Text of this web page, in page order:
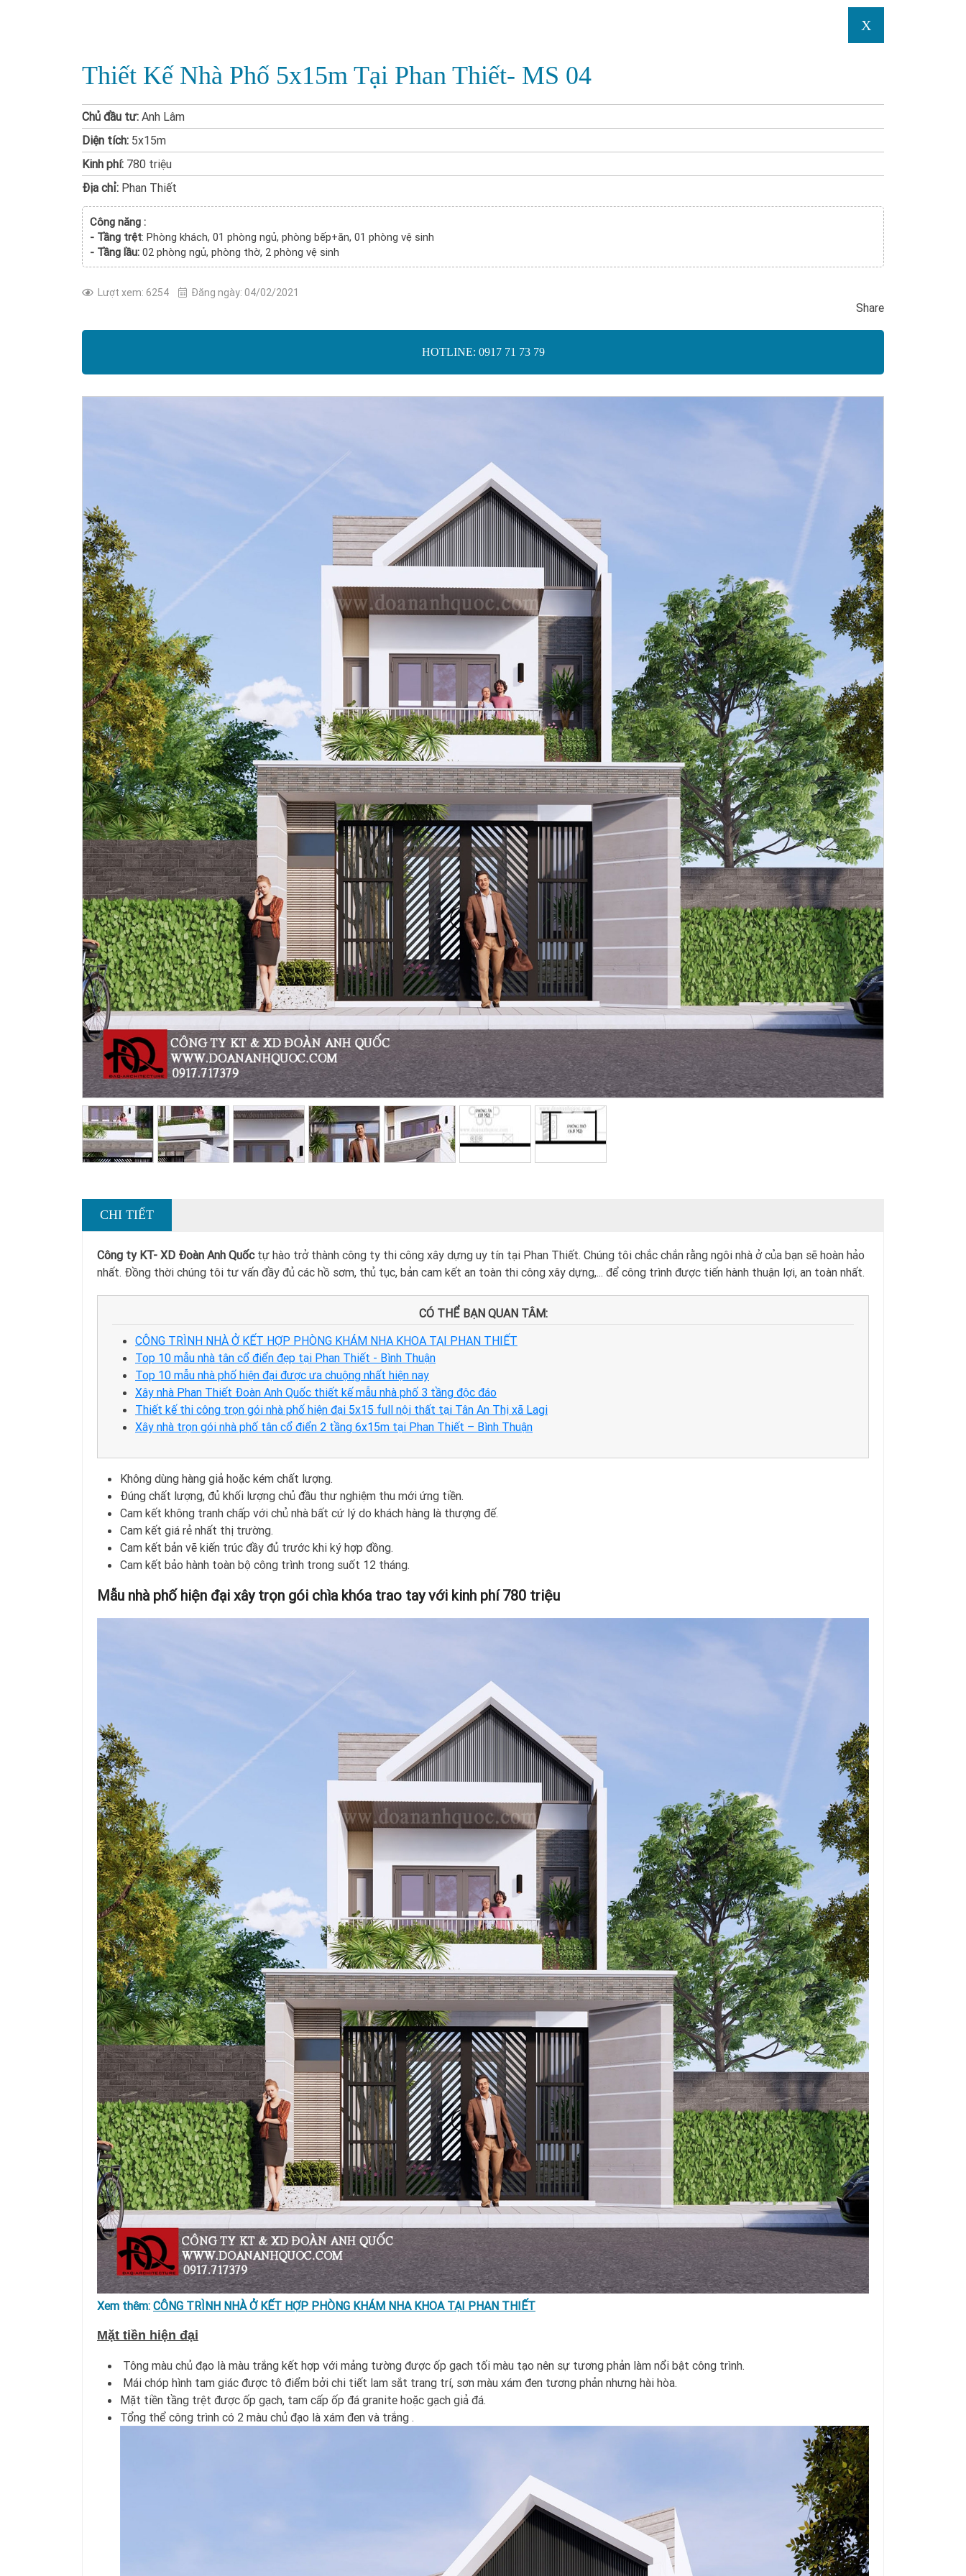
X
Thiết Kế Nhà Phố 5x15m Tại Phan Thiết- MS 04
Chủ đầu tư: Anh Lâm
Diện tích: 5x15m
Kinh phí: 780 triệu
Địa chỉ: Phan Thiết
Công năng :
- Tầng trệt: Phòng khách, 01 phòng ngủ, phòng bếp+ăn, 01 phòng vệ sinh
- Tầng lầu: 02 phòng ngủ, phòng thờ, 2 phòng vệ sinh
Lượt xem: 6254 Đăng ngày: 04/02/2021
Share
HOTLINE: 0917 71 73 79
CHI TIẾT
Công ty KT- XD Đoàn Anh Quốctự hào trở thành công ty thi công xây dựng uy tín tại Phan Thiết. Chúng tôi chắc chắn rằng ngôi nhà ở của bạn sẽ hoàn hảo
nhất. Đồng thời chúng tôi tư vấn đầy đủ các hồ sơm, thủ tục, bản cam kết an toàn thi công xây dựng,... để công trình được tiến hành thuận lợi, an toàn nhất.
CÓ THỂ BẠN QUAN TÂM:
CÔNG TRÌNH NHÀ Ở KẾT HỢP PHÒNG KHÁM NHA KHOA TẠI PHAN THIẾT
Top 10 mẫu nhà tân cổ điển đẹp tại Phan Thiết - Bình Thuận
Top 10 mẫu nhà phố hiện đại được ưa chuộng nhất hiện nay
Xây nhà Phan Thiết Đoàn Anh Quốc thiết kế mẫu nhà phố 3 tầng độc đáo
Thiết kế thi công trọn gói nhà phố hiện đại 5x15 full nội thất tại Tân An Thị xã Lagi
Xây nhà trọn gói nhà phố tân cổ điển 2 tầng 6x15m tại Phan Thiết – Bình Thuận
Không dùng hàng giả hoặc kém chất lượng.
Đúng chất lượng, đủ khối lượng chủ đầu thư nghiệm thu mới ứng tiền.
Cam kết không tranh chấp với chủ nhà bất cứ lý do khách hàng là thượng đế.
Cam kết giá rẻ nhất thị trường.
Cam kết bản vẽ kiến trúc đầy đủ trước khi ký hợp đồng.
Cam kết bảo hành toàn bộ công trình trong suốt 12 tháng.
Mẫu nhà phố hiện đại xây trọn gói chìa khóa trao tay với kinh phí 780 triệu
Xem thêm: CÔNG TRÌNH NHÀ Ở KẾT HỢP PHÒNG KHÁM NHA KHOA TẠI PHAN THIẾT
Mặt tiền hiện đại
Tông màu chủ đạo là màu trắng kết hợp với mảng tường được ốp gạch tối màu tạo nên sự tương phản làm nổi bật công trình.
Mái chóp hình tam giác được tô điểm bởi chi tiết lam sắt trang trí, sơn màu xám đen tương phản nhưng hài hòa.
​Mặt tiền tầng trệt được ốp gạch, tam cấp ốp đá granite hoặc gạch giả đá.
Tổng thể công trình có 2 màu chủ đạo là xám đen và trắng .